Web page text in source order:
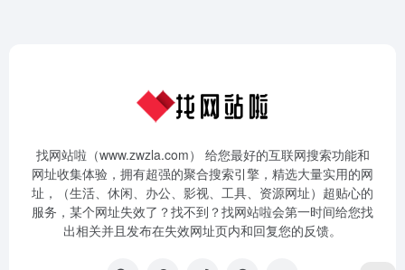
找网站啦（www.zwzla.com） 给您最好的互联网搜索功能和
网址收集体验，拥有超强的聚合搜索引擎，精选大量实用的网
址，（生活、休闲、办公、影视、工具、资源网址）超贴心的
服务，某个网址失效了？找不到？找网站啦会第一时间给您找
出相关并且发布在失效网址页内和回复您的反馈。